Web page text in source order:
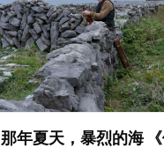
那年夏天，暴烈的海